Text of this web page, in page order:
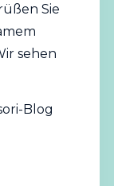
Sie
sehen
Blog